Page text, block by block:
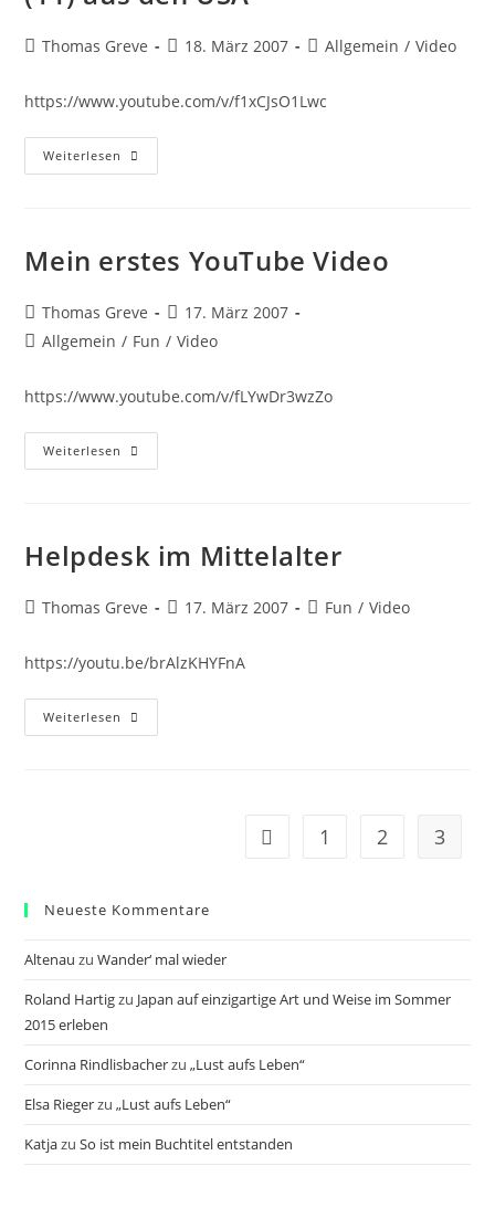
Beitrags-
Thomas Greve
Beitrag
18. März 2007
Beitrags-
Allgemein / Video
https://www.youtube.com/v/f1xCJsO1Lwc
Weiterlesen Ein
Echtes
Aus
Den
Mein erstes YouTube Video
Beitrags-
Autor:
Thomas Greve
Beitrag
veröffentlicht:
17. März 2007
Beitrags-
Allgemein / Fun / Video
https://www.youtube.com/v/fLYwDr3wzZo
Weiterlesen Mein
Erstes
Helpdesk im Mittelalter
Beitrags-
Thomas Greve
Beitrag
17. März 2007
Beitrags-
Fun / Video
https://youtu.be/brAlzKHYFnA
Weiterlesen Helpdesk
Im
Zur vorherigen Seite
1 2 3
Neueste Kommentare
Altenau zuWander‘ mal wieder
Roland Hartigzu Japan auf einzigartige Art und Weise im Sommer
2015 erleben
Corinna Rindlisbacherzu„Lust aufs Leben“
Elsa Riegerzu„Lust aufs Leben“
KatjazuSo ist mein Buchtitel entstanden